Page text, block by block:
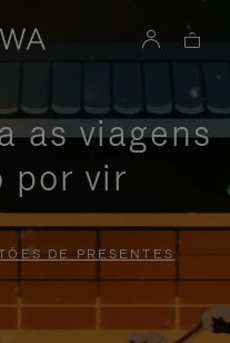
as viagens
por vir
DE PRESENTES